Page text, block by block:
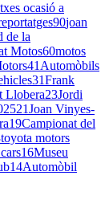
ocasió a
90joan
de la
Motos60motos
41 Automòbils
31Frank
Llobera23Jordi
21Joan Vinyes-
19Campionat del
toyota motors
16Museu
14Automòbil